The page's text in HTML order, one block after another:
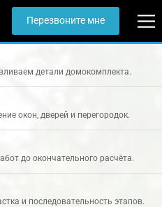
Перезвоните мне
детали домокомплекта.
окон, дверей и перегородок.
до окончательного расчёта.
и последовательность этапов.